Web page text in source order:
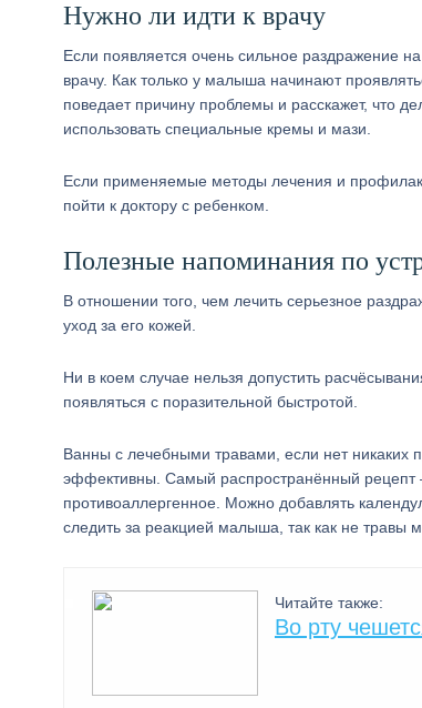
Нужно ли идти к врачу
Если появляется очень сильное раздражение
врачу. Как только у малыша начинают
поведает причину проблемы и расскажет, что
использовать специальные кремы и мази.
Если применяемые методы лечения и
пойти к доктору с ребенком.
Полезные напоминания по
В отношении того, чем лечить серьезное
уход за его кожей.
Ни в коем случае нельзя допустить
появляться с поразительной быстротой.
Ванны с лечебными травами, если нет никаких
эффективны. Самый распространённый рецепт
противоаллергенное. Можно добавлять
следить за реакцией малыша, так как не травы
Читайте также:
Во рту